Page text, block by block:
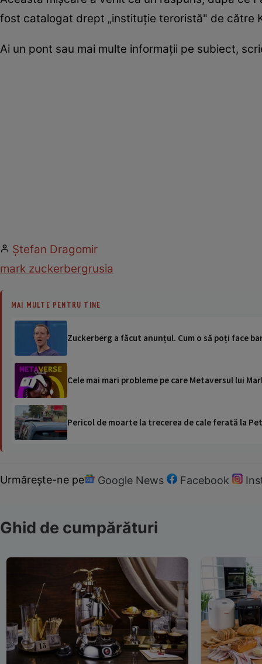
fost catalogat drept „instituție teroristă" de către
Ai un pont sau mai multe informații pe subiect,
Ștefan Dragomir
mark zuckerbergrusia
MAI MULTE PENTRU TINE
Zuckerberg a făcut anunțul. Cum o să poți face
Cele mai mari probleme pe care Metaversul lui
Pericol de moarte la trecerea de cale ferată la
Urmărește-ne pe Google News Facebook
Ghid de cumpărături